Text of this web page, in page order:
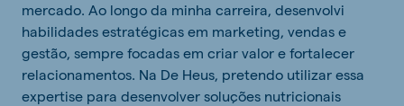
mercado. Ao longo da minha carreira, desenvolvi
habilidades estratégicas em marketing, vendas e
gestão, sempre focadas em criar valor e fortalecer
relacionamentos. Na De Heus, pretendo utilizar essa
expertise para desenvolver soluções nutricionais